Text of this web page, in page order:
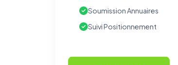
Soumission Annuaires
Suivi Positionnement